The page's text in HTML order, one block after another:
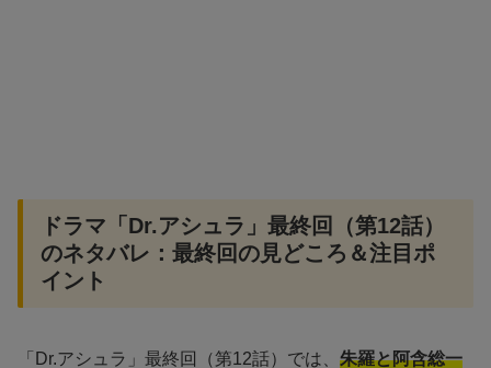
ドラマ「Dr.アシュラ」最終回（第12話）
のネタバレ：最終回の見どころ＆注目ポ
イント
「Dr.アシュラ」最終回（第12話）では、 朱羅と阿含総一